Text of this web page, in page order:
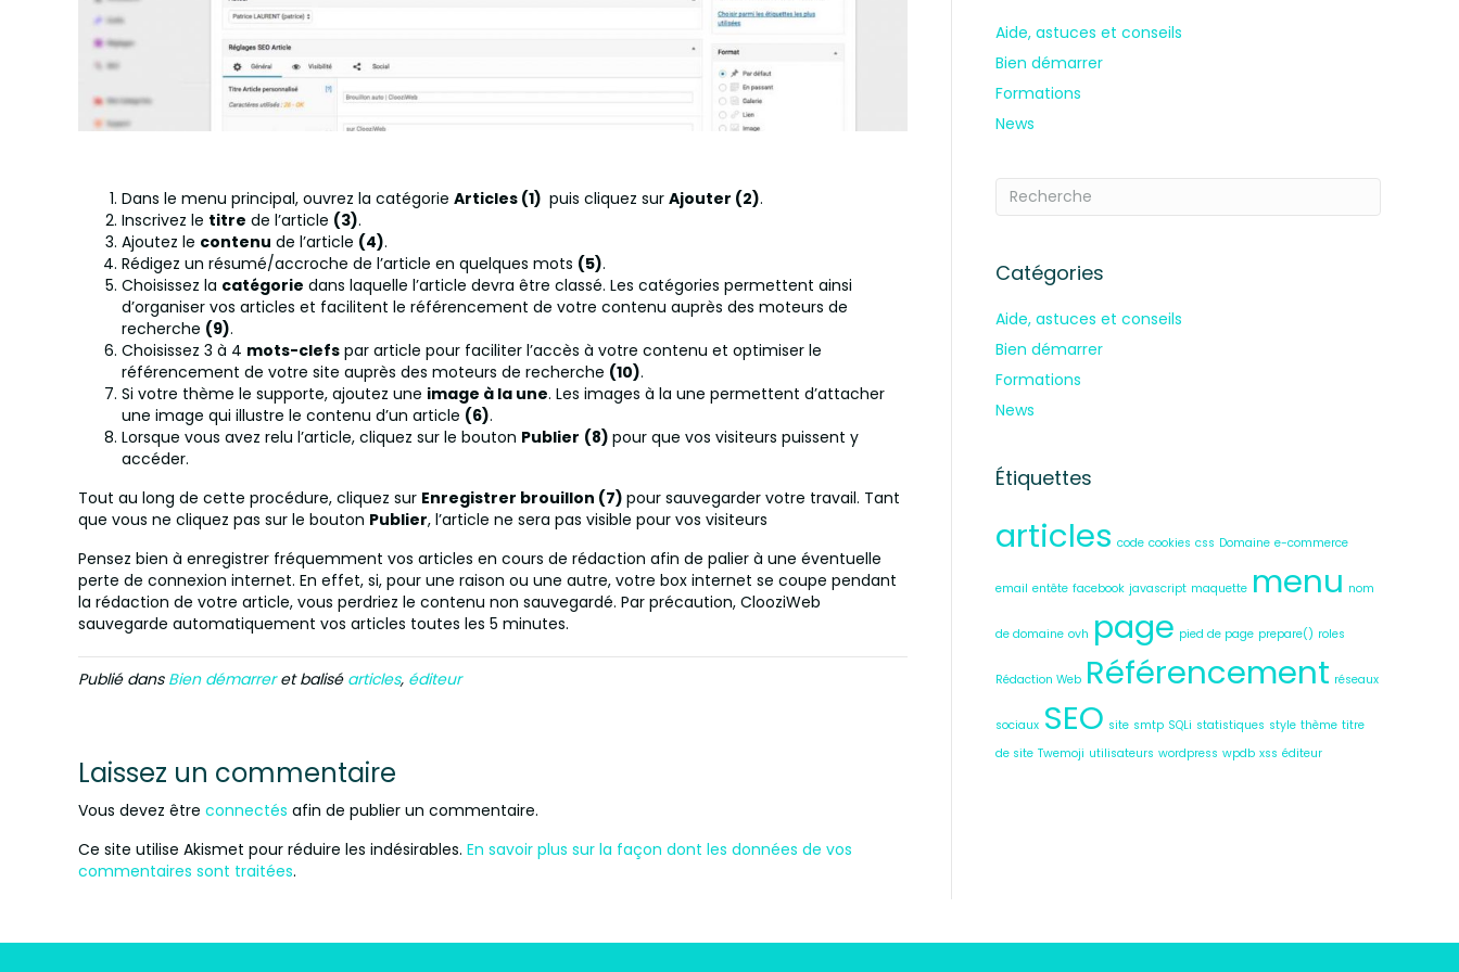
Dans le menu principal, ouvrez la catégorie Articles (1) puis cliquez sur Ajouter (2).
Inscrivez le titre de l’article (3).
Ajoutez le contenu de l’article (4).
Rédigez un résumé/accroche de l’article en quelques mots (5).
Choisissez la catégorie dans laquelle l’article devra être classé. Les catégories permettent ainsi
d’organiser vos articles et facilitent le référencement de votre contenu auprès des moteurs de
recherche (9).
Choisissez 3 à 4 mots-clefs par article pour faciliter l’accès à votre contenu et optimiser le
référencement de votre site auprès des moteurs de recherche (10).
Si votre thème le supporte, ajoutez une image à la une. Les images à la une permettent d’attacher
une image qui illustre le contenu d’un article (6).
Lorsque vous avez relu l’article, cliquez sur le bouton Publier (8) pour que vos visiteurs puissent y
accéder.
Tout au long de cette procédure, cliquez sur Enregistrer brouillon (7) pour sauvegarder votre travail. Tant
que vous ne cliquez pas sur le bouton Publier, l’article ne sera pas visible pour vos visiteurs
Pensez bien à enregistrer fréquemment vos articles en cours de rédaction afin de palier à une éventuelle
perte de connexion internet. En effet, si, pour une raison ou une autre, votre box internet se coupe pendant
la rédaction de votre article, vous perdriez le contenu non sauvegardé. Par précaution, ClooziWeb
sauvegarde automatiquement vos articles toutes les 5 minutes.
Publié dans Bien démarreret balisé articles, éditeur
Laissez un commentaire
Vous devez être connectés afin de publier un commentaire.
Ce site utilise Akismet pour réduire les indésirables. En savoir plus sur la façon dont les données de vos
commentaires sont traitées.
Aide, astuces et conseils
Bien démarrer
Formations
News
Catégories
Aide, astuces et conseils
Bien démarrer
Formations
News
Étiquettes
articles code cookies css Domaine e-commerce
email entête facebook javascript maquette menu nom
de domaine ovh page pied de page prepare() roles
Rédaction Web Référencement réseaux
sociaux SEO site smtp SQLi statistiques style thème titre
de site Twemoji utilisateurs wordpress wpdb xss éditeur